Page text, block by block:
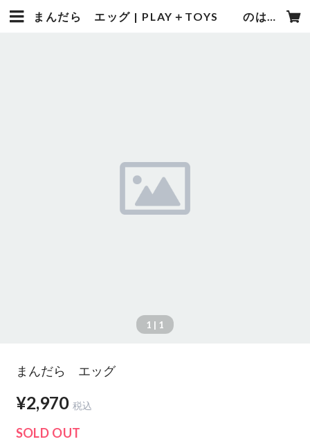
まんだら エッグ | PLAY＋TOYS のはらむら
1 | 1
まんだら エッグ
¥2,970 税込
SOLD OUT